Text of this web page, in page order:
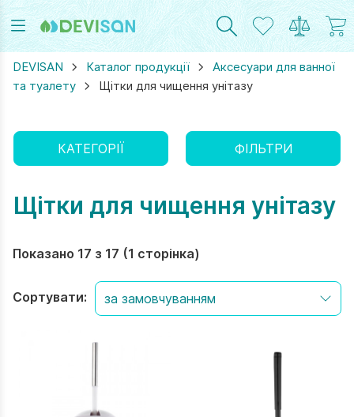
DEVISAN Каталог продукції
Аксесуари для ванної
та туалету
Щітки для чищення унітазу
Щітки для чищення унітазу
Показано 17 з 17 (1 сторінка)
Сортувати:
КАТЕГОРІЇ ФІЛЬТРИ